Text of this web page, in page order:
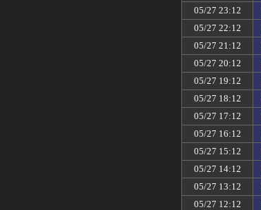
05/27 23:12
05/27 22:12
05/27 21:12
05/27 20:12
05/27 19:12
05/27 18:12
05/27 17:12
05/27 16:12
05/27 15:12
05/27 14:12
05/27 13:12
05/27 12:12